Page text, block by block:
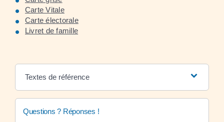
Carte Vitale
Carte électorale
Livret de famille
Textes de référence
Questions ? Réponses !